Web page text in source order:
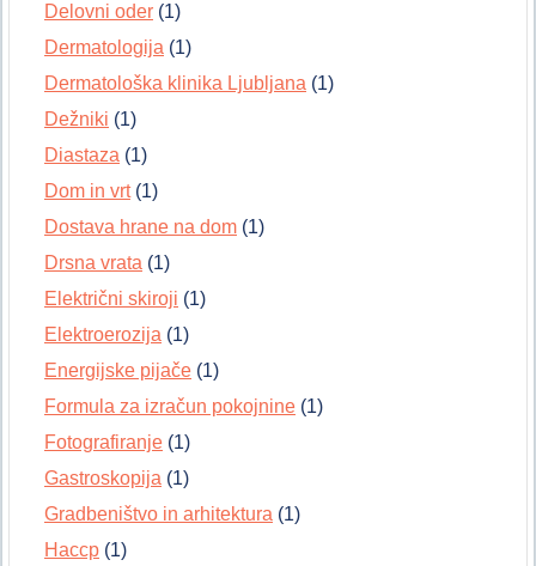
Delovni oder (1)
Dermatologija (1)
Dermatološka klinika Ljubljana (1)
Dežniki (1)
Diastaza (1)
Dom in vrt(1)
Dostava hrane na dom (1)
Drsna vrata (1)
Električni skiroji (1)
Elektroerozija (1)
Energijske pijače (1)
Formula za izračun pokojnine (1)
Fotografiranje (1)
Gastroskopija (1)
Gradbeništvo in arhitektura (1)
Haccp (1)